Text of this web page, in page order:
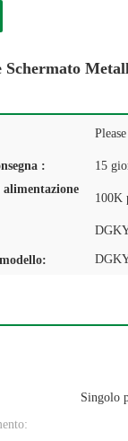
: 15
100K
Singolo